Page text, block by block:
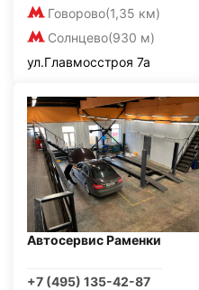
Говорово(1,35 км)
Солнцево(930 м)
ул.Главмосстроя 7а
Автосервис Раменки
+7 (495) 135-42-87